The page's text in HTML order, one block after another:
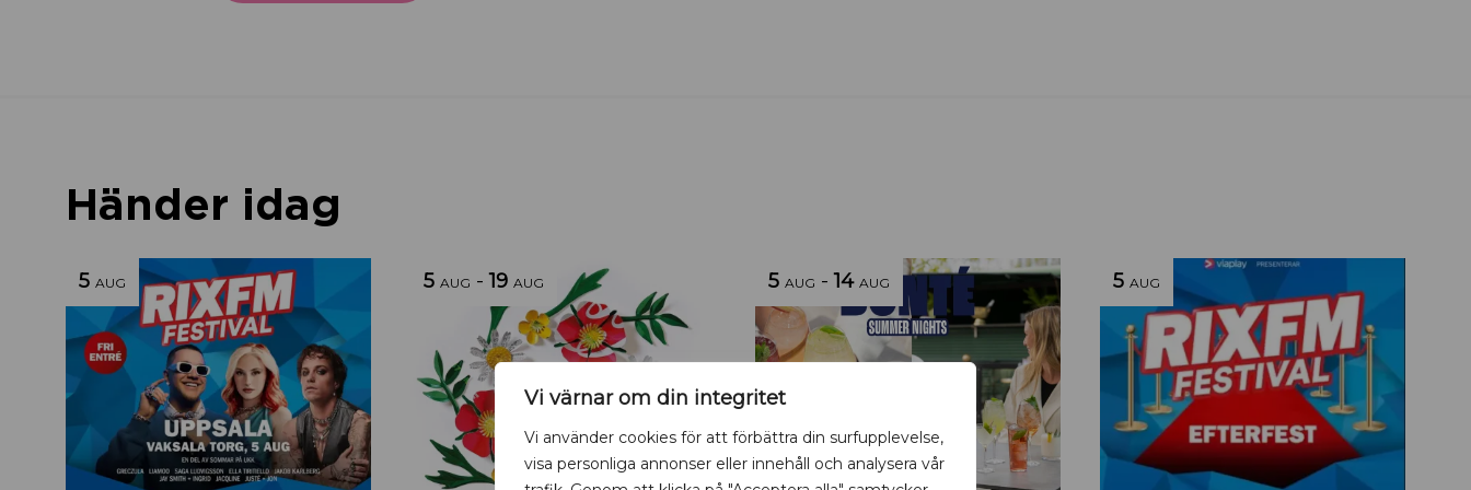
Vi värnar om din integritet
Vi använder cookies för att förbättra din surfupplevelse,
visa personliga annonser eller innehåll och analysera vår
Händer idag
5 AUG 5 AUG -19 AUG 5 AUG -14 AUG 5 AUG